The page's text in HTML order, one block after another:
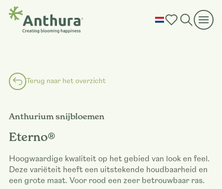
Terug naar het overzicht
Anthurium snijbloemen
Eterno®
Hoogwaardige kwaliteit op het gebied van look en feel.
Deze variëteit heeft een uitstekende houdbaarheid en
een grote maat. Voor rood een zeer betrouwbaar ras.